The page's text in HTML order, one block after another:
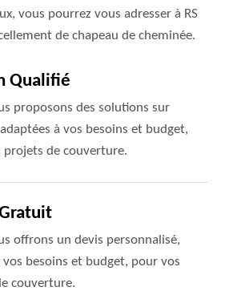
vous pourrez vous adresser à RS
de chapeau de cheminée.
Qualifié
proposons des solutions sur
à vos besoins et budget,
projets de couverture.
offrons un devis personnalisé,
vos besoins et budget, pour vos
couverture.